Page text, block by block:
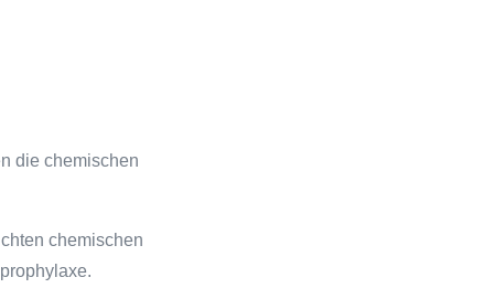
die chemischen
chemischen